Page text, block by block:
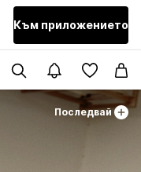
Към приложението
Последвай